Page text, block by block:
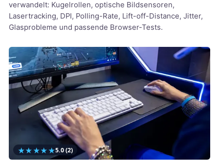
verwandelt: Kugelrollen, optische Bildsensoren,
Lasertracking, DPI, Polling-Rate, Lift-off-Distance, Jitter,
Glasprobleme und passende Browser-Tests.
★★★★★5.0(2)